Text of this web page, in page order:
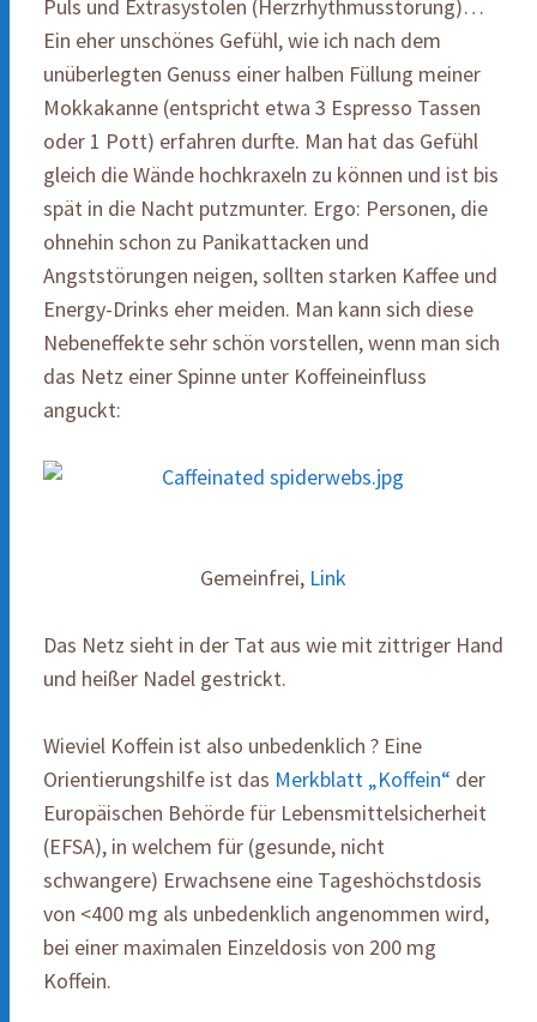
Puls und Extrasystolen (Herzrhythmusstörung)…
Ein eher unschönes Gefühl, wie ich nach dem
unüberlegten Genuss einer halben Füllung meiner
Mokkakanne (entspricht etwa 3 Espresso Tassen
oder 1 Pott) erfahren durfte. Man hat das Gefühl
gleich die Wände hochkraxeln zu können und ist bis
spät in die Nacht putzmunter. Ergo: Personen, die
ohnehin schon zu Panikattacken und
Angststörungen neigen, sollten starken Kaffee und
Energy-Drinks eher meiden. Man kann sich diese
Nebeneffekte sehr schön vorstellen, wenn man sich
das Netz einer Spinne unter Koffeineinfluss
anguckt:
Gemeinfrei, Link
Das Netz sieht in der Tat aus wie mit zittriger Hand
und heißer Nadel gestrickt.
Wieviel Koffein ist also unbedenklich ? Eine
Orientierungshilfe ist das Merkblatt „Koffein“ der
Europäischen Behörde für Lebensmittelsicherheit
(EFSA), in welchem für (gesunde, nicht
schwangere) Erwachsene eine Tageshöchstdosis
von <400 mg als unbedenklich angenommen wird,
bei einer maximalen Einzeldosis von 200 mg
Koffein.